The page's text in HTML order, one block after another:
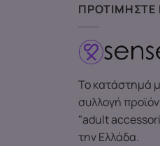
ΠΡΟΤΙΜΗΣΤΕ
Το κατάστημά
συλλογή
"adult
την Ελλάδα.